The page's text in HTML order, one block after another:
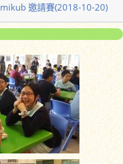
邀請賽(2018-10-20)
返回